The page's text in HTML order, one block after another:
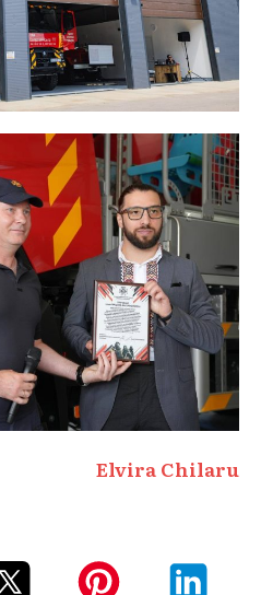
Elvira Chilaru